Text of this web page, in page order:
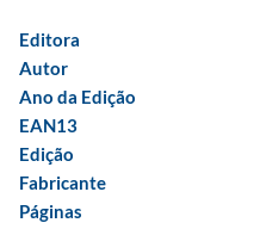
Editora
Autor
Ano da Edição
EAN13
Edição
Fabricante
Páginas